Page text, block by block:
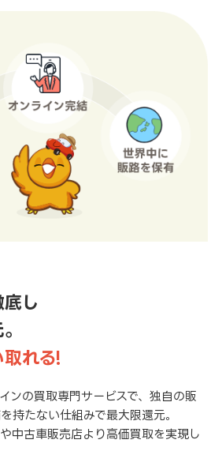
し
れる!
ンの買取専門サービスで、独自の販
持たない仕組みで最大限還元。
中古車販売店より高価買取を実現し